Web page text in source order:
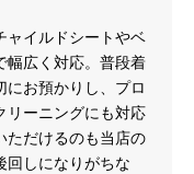
ャイルドシートやベ
幅広く対応。普段着
お預かりし、プロ
リーニングにも対応
ただけるのも当店の
回しになりがちな